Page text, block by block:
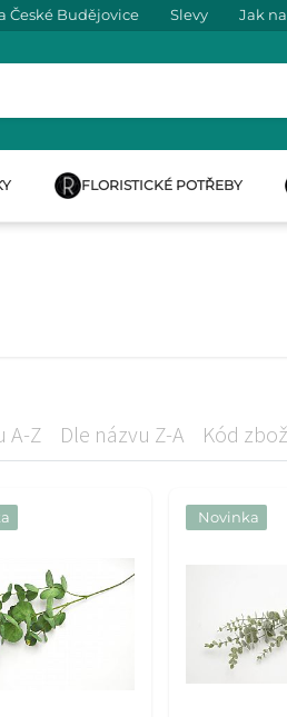
České Budějovice Slevy Jak
FLORISTICKÉ POTŘEBY
A-Z Dle názvu Z-A Kód
Novinka